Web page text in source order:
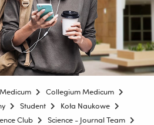
Collegium Medicum
Student
Koła Naukowe
Club
Science - Journal Team